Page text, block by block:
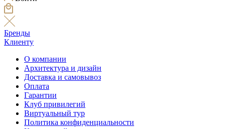
Бренды
Клиенту
О компании
Архитектура и дизайн
Доставка и самовывоз
Оплата
Гарантии
Клуб привилегий
Виртуальный тур
Политика конфиденциальности